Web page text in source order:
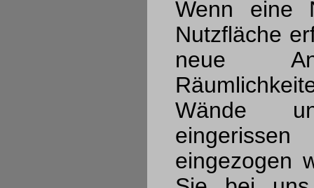
Wenn eine
Nutzfläche
neue
Wände
eingezogen